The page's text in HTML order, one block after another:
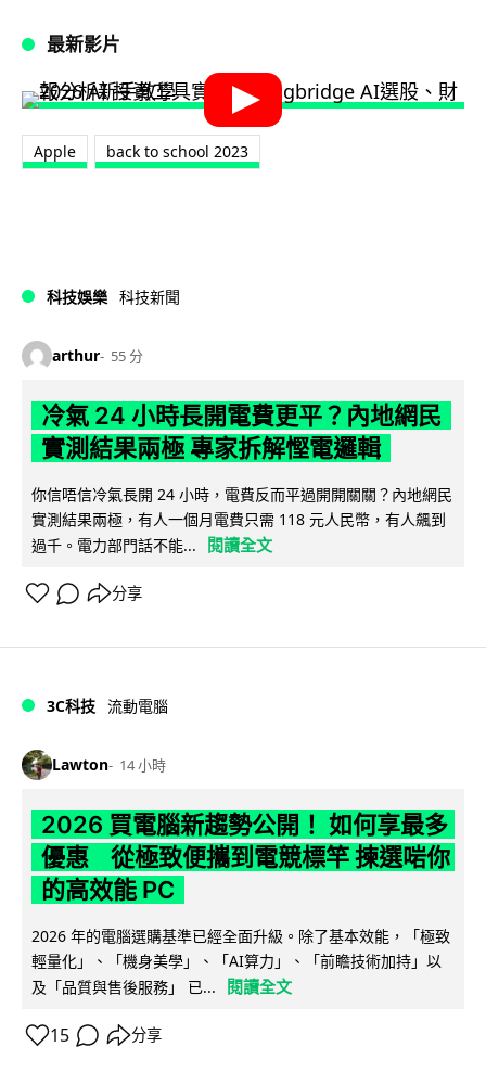
最新影片
Apple back to school 2023
科技娛樂 科技新聞
arthur 55 分
冷氣 24 小時長開電費更平？內地網民
實測結果兩極 專家拆解慳電邏輯
你信唔信冷氣長開 24 小時，電費反而平過開開關關？內地網民
實測結果兩極，有人一個月電費只需 118 元人民幣，有人飆到
過千。電力部門話不能...
閱讀全文
分享
3C科技 流動電腦
Lawton 14 小時
2026 買電腦新趨勢公開！ 如何享最多
優惠 從極致便攜到電競標竿 揀選啱你
的高效能 PC
2026 年的電腦選購基準已經全面升級。除了基本效能，「極致
輕量化」、「機身美學」、「AI算力」、「前瞻技術加持」以
及「品質與售後服務」 已...
閱讀全文
15 分享